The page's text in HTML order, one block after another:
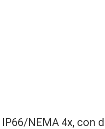
NEMA 4x, con